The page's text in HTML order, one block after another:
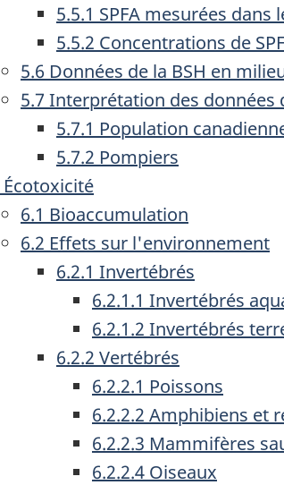
5.5.1 SPFA mesurées
5.5.2 Concentrations de
5.6 Données de la BSH en
5.7 Interprétation des données
5.7.1 Population
5.7.2 Pompiers
Écotoxicité
6.1 Bioaccumulation
6.2 Effets sur l'environnement
6.2.1 Invertébrés
6.2.1.1 Invertébrés
6.2.1.2 Invertébrés
6.2.2 Vertébrés
6.2.2.1 Poissons
6.2.2.2 Amphibiens et
6.2.2.3 Mammifères
6.2.2.4 Oiseaux